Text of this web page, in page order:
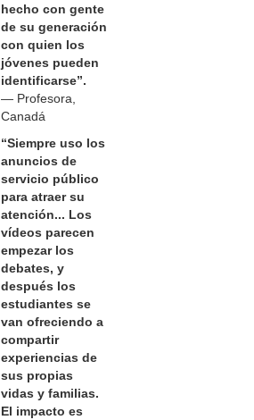
hecho con gente
de su generación
con quien los
jóvenes pueden
identificarse”.
— Profesora,
Canadá
“Siempre uso los
anuncios de
servicio público
para atraer su
atención... Los
vídeos parecen
empezar los
debates, y
después los
estudiantes se
van ofreciendo a
compartir
experiencias de
sus propias
vidas y familias.
El impacto es